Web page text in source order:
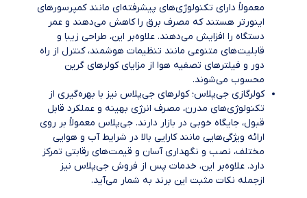
معمولاً دارای تکنولوژی‌های پیشرفته‌ای مانند کمپرسورهای
اینورتر هستند که مصرف برق را کاهش می‌دهند و عمر
دستگاه را افزایش می‌دهند. علاوه‌بر این، طراحی زیبا و
قابلیت‌های متنوعی مانند تنظیمات هوشمند، کنترل از راه
دور و فیلترهای تصفیه هوا از مزایای کولرهای گرین
محسوب می‌شوند.
کولرگازی جی‌پلاس؛ کولرهای جی‌پلاس نیز با بهره‌گیری از
تکنولوژی‌های مدرن، مصرف انرژی بهینه و عملکرد قابل
قبول، جایگاه خوبی در بازار دارند. جی‌پلاس معمولاً بر روی
ارائه ویژگی‌هایی مانند کارایی بالا در شرایط آب و هوایی
مختلف، نصب و نگهداری آسان و قیمت‌های رقابتی تمرکز
دارد. علاوه‌بر این، خدمات پس از فروش جی‌پلاس نیز
ازجمله نکات مثبت این برند به شمار می‌آید.